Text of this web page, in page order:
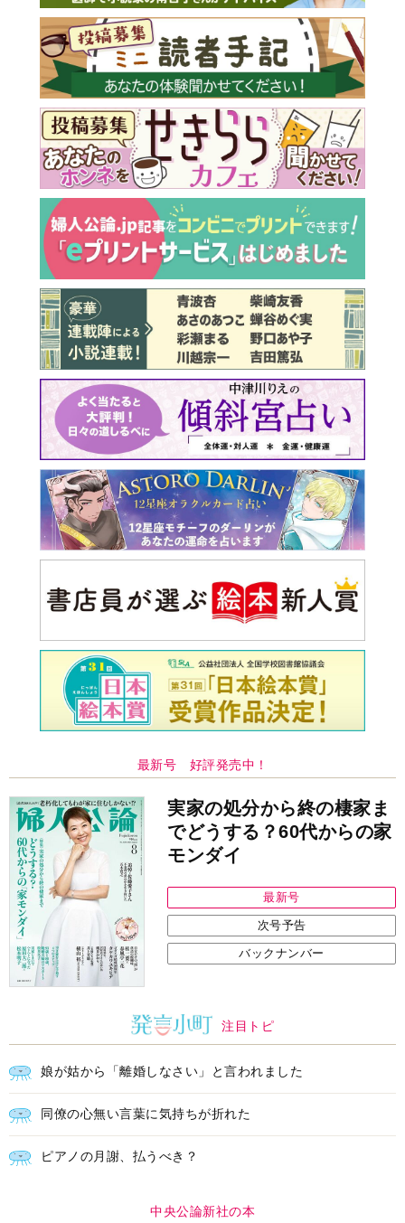
最新号 好評発売中！
実家の処分から終の棲家ま
でどうする？60代からの家
モンダイ
最新号
次号予告
バックナンバー
注目トピ
娘が姑から「離婚しなさい」と言われました
同僚の心無い言葉に気持ちが折れた
ピアノの月謝、払うべき？
中央公論新社の本